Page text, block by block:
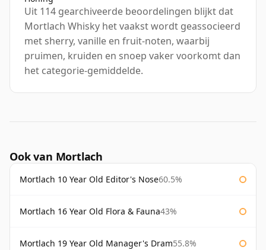
Uit 114 gearchiveerde beoordelingen blijkt dat
Mortlach Whisky het vaakst wordt geassocieerd
met sherry, vanille en fruit-noten, waarbij
pruimen, kruiden en snoep vaker voorkomt dan
het categorie-gemiddelde.
Ook van Mortlach
Mortlach 10 Year Old Editor's Nose60.5%
Mortlach 16 Year Old Flora & Fauna43%
Mortlach 19 Year Old Manager's Dram55.8%